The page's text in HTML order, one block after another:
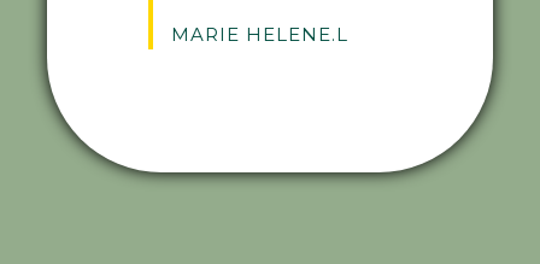
MARIE HELENE.L